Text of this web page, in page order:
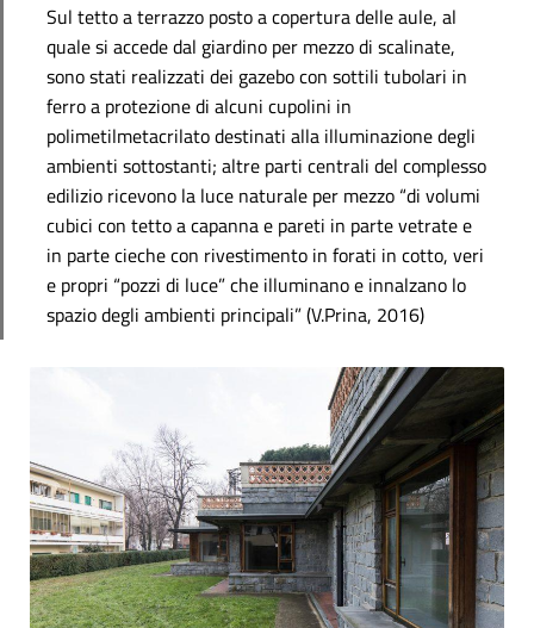
Sul tetto a terrazzo posto a copertura delle aule, al
quale si accede dal giardino per mezzo di scalinate,
sono stati realizzati dei gazebo con sottili tubolari in
ferro a protezione di alcuni cupolini in
polimetilmetacrilato destinati alla illuminazione degli
ambienti sottostanti; altre parti centrali del complesso
edilizio ricevono la luce naturale per mezzo “di volumi
cubici con tetto a capanna e pareti in parte vetrate e
in parte cieche con rivestimento in forati in cotto, veri
e propri “pozzi di luce” che illuminano e innalzano lo
spazio degli ambienti principali” (V.Prina, 2016)